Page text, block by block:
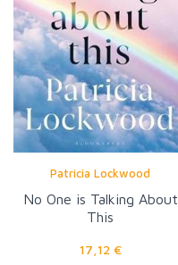
Patricia Lockwood
No One is Talking About
This
17,12 €